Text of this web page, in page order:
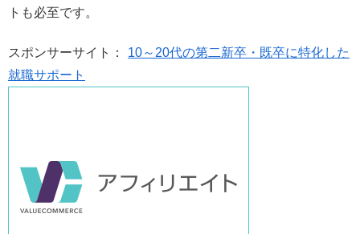
トも必至です。
スポンサーサイト：
10～20代の第二新卒・既卒に特化した
就職サポート